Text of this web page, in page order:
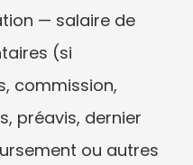
— salaire de
(si
commission,
préavis, dernier
ou autres